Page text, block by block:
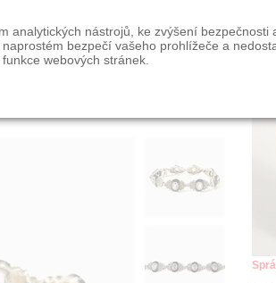
nástrojů, ke zvýšení
bezpečí vašeho prohlížeče a
webových stránek.